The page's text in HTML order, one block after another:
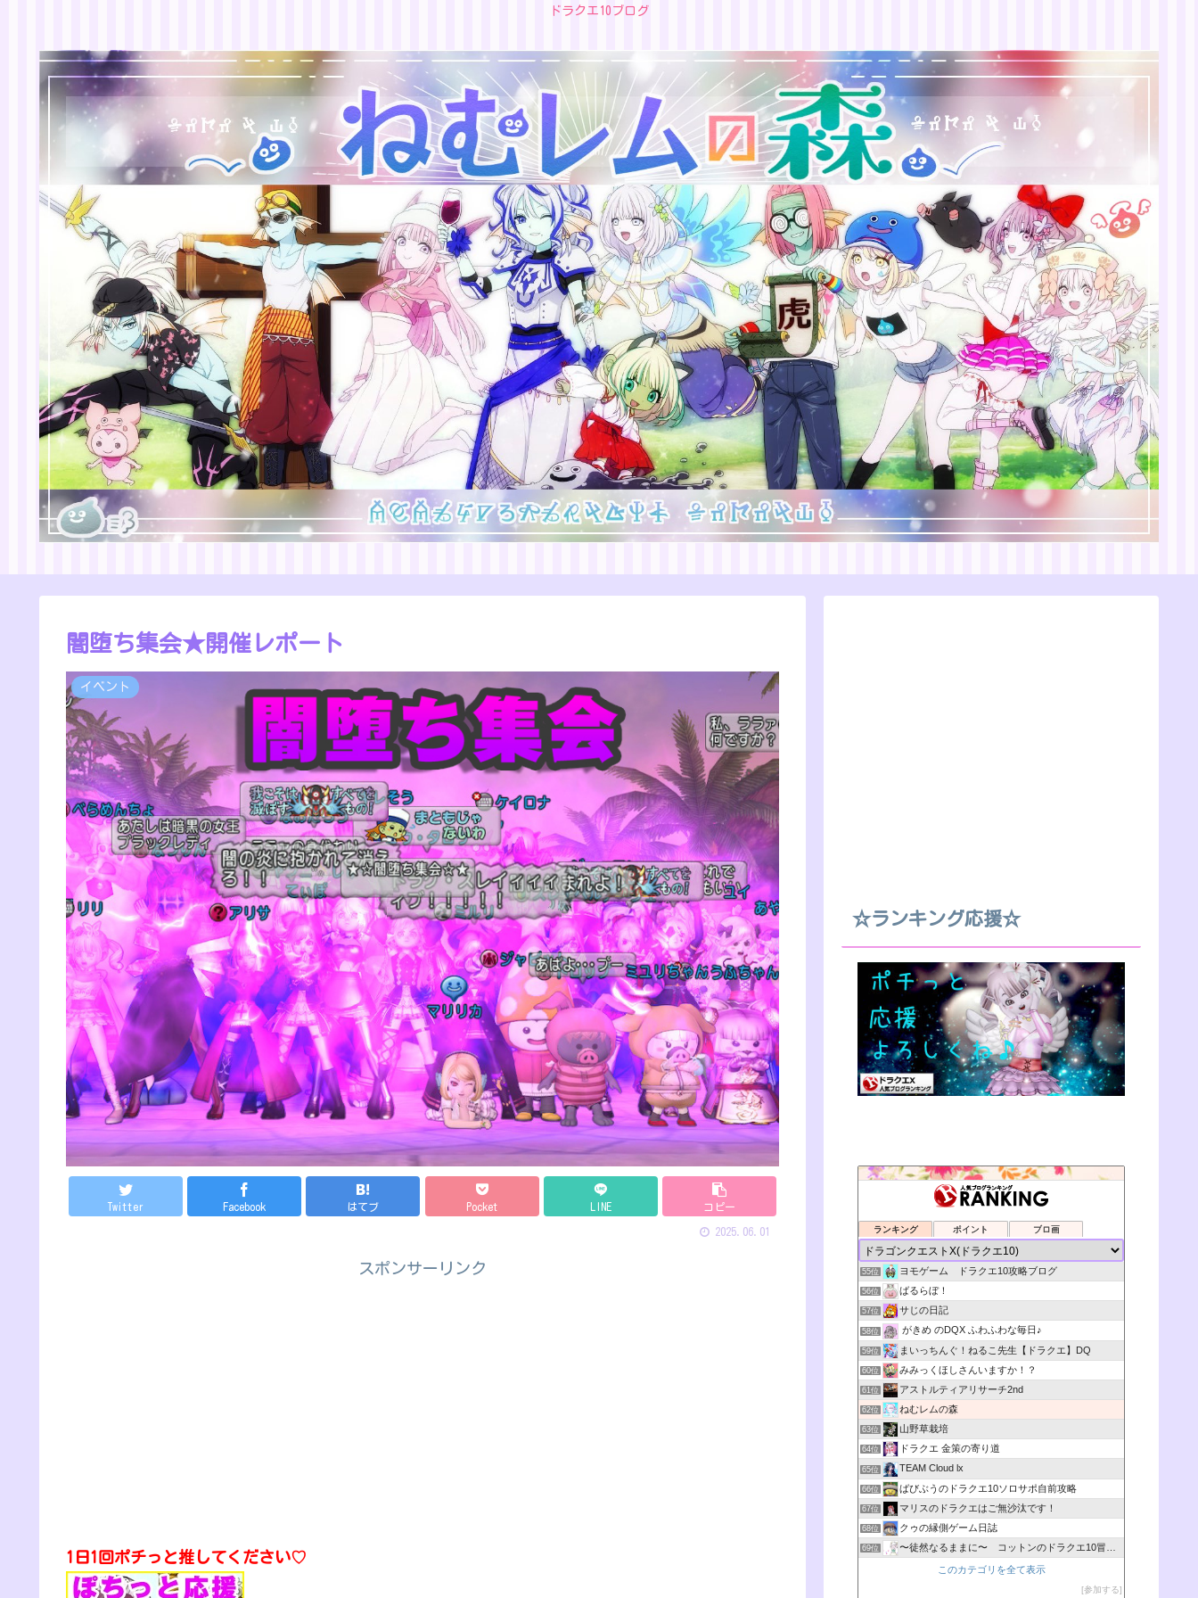
ドラクエ10ブログ
闇堕ち集会★開催レポート
イベント
Twitter Facebook はてブ Pocket LINE コピー
2025.06.01
スポンサーリンク
1日1回ポチっと推してください♡
☆ランキング応援☆
ランキング ポイント ブロ画
55位 ヨモゲーム ドラクエ10攻略ブログ
56位 ばるらぼ！
57位 サじの日記
58位 がきめ のDQX ふわふわな毎日♪
59位 まいっちんぐ！ねるこ先生【ドラクエ】DQ
60位 みみっくほしさんいますか！？
61位 アストルティアリサーチ2nd
62位 ねむレムの森
63位 山野草栽培
64位 ドラクエ 金策の寄り道
65位 TEAM Cloud lx
66位 ばびぶうのドラクエ10ソロサポ自前攻略
67位 マリスのドラクエはご無沙汰です！
68位 クゥの縁側ゲーム日誌
69位 〜徒然なるままに〜 コットンのドラクエ10冒険日記
このカテゴリを全て表示
参加する